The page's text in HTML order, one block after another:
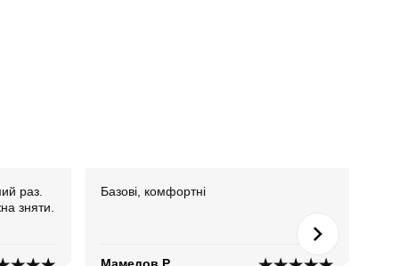
раз.
зняти.
Базові, комфортні